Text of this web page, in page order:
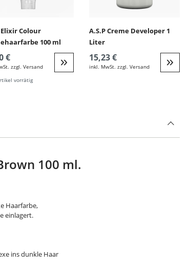
Elixir Colour
100 ml
€
zzgl. Versand Weiter zur Detail
vorrätig
A.S.P Creme Developer 1
Liter
15,23 €
inkl. MwSt. zzgl. Versand
100 ml.
Haarfarbe,
einlagert.
ins dunkle Haar